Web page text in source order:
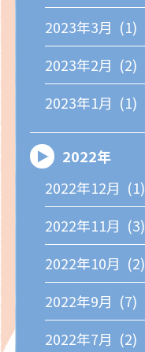
2023年3月 (1)
2023年2月 (2)
2023年1月 (1)
2022年
2022年12月 (1)
2022年11月 (3)
2022年10月 (2)
2022年9月 (7)
2022年7月 (2)